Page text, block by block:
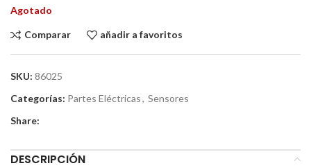
Agotado
Comparar añadir a favoritos
SKU: 86025
Categorías: Partes Eléctricas, Sensores
Share:
DESCRIPCIÓN